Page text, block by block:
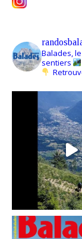
Balades,
sentiers